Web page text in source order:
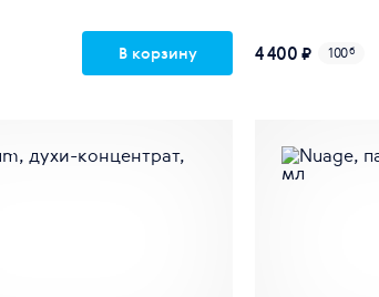
В корзину 4 400 ₽ 100б